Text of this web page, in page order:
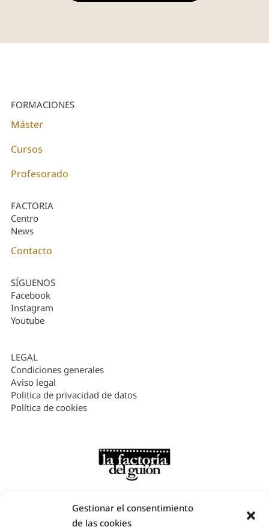
Gestionar el consentimiento
de las cookies
FORMACIONES
Máster
Cursos
Profesorado
FACTORIA
Centro
News
Contacto
SÍGUENOS
Facebook
Instagram
Youtube
LEGAL
Condiciones generales
Aviso legal
Politica de privacidad de datos
Política de cookies